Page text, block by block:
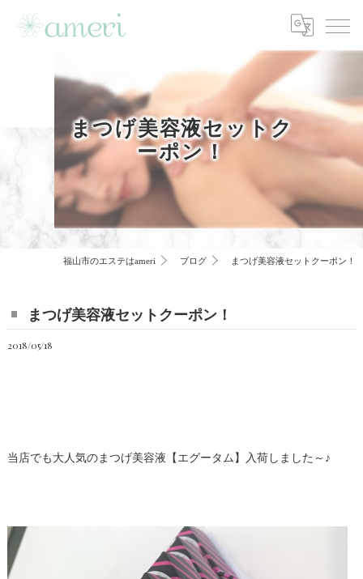
まつげ美容液セットク
ーポン！
福山市のエステはameri ブログ まつげ美容液セットクーポン！
まつげ美容液セットクーポン！
2018/05/18
当店でも大人気のまつげ美容液【エグータム】入荷しました～♪